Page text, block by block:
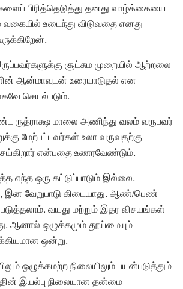
பிரித்தெடுத்து தனது வாழ்க்கையை
வகையில் உடைந்து விடுவதை எனது
சூட்சும முறையில் ஆற்றலை
ஆன்மாவுடன் உரையாடுதல் என
செயல்படும்.
ருத்ராக்ஷ மாலை அணிந்து வலம் வருபவர்
மேற்பட்டவர்கள் உலா வருவதற்கு
என்பதை உணரவேண்டும்.
எந்த ஒரு கட்டுப்பாடும் இல்லை.
இன வேறுபாடு கிடையாது. ஆண்/பெண்
வயது மற்றும் இதர விசயங்கள்
ஆனால் ஒழுக்கமும் தூய்மையும்
ஒன்று.
ஒழுக்கமற்ற நிலையிலும் பயன்படுத்தும்
இயல்பு நிலையான தன்மை